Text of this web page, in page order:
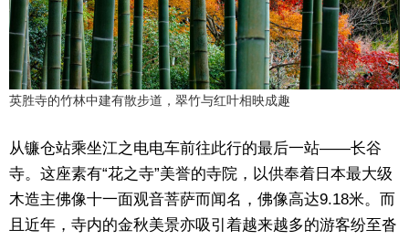
英胜寺的竹林中建有散步道，翠竹与红叶相映成趣
从镰仓站乘坐江之电电车前往此行的最后一站——长谷
寺。这座素有“花之寺”美誉的寺院，以供奉着日本最大级
木造主佛像十一面观音菩萨而闻名，佛像高达9.18米。而
且近年，寺内的金秋美景亦吸引着越来越多的游客纷至沓